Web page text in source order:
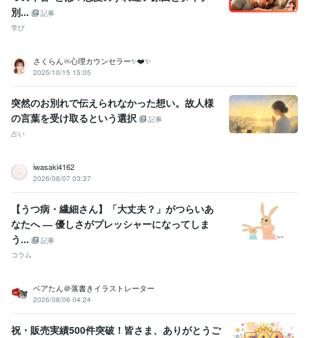
別...
記事
学び
さくらん♾️心理カウンセラー✨❤️✨
2025/10/15 15:05
突然のお別れで伝えられなかった想い。故人様
の言葉を受け取るという選択
記事
占い
iwasaki4162
2026/08/07 03:37
【うつ病・繊細さん】「大丈夫？」がつらいあ
なたへ ― 優しさがプレッシャーになってしま
う...
記事
コラム
ベアたん＠落書きイラストレーター
2026/08/06 04:24
祝・販売実績500件突破！皆さま、ありがとうご